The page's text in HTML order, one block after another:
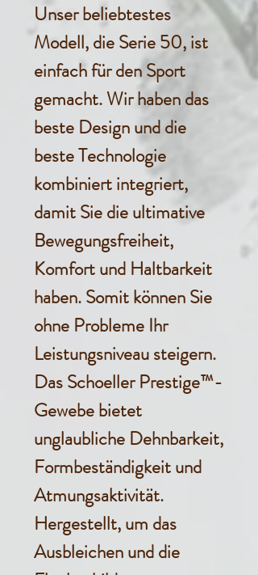
Unser beliebtestes
Modell, die Serie 50, ist
einfach für den Sport
gemacht. Wir haben das
beste Design und die
beste Technologie
kombiniert integriert,
damit Sie die ultimative
Bewegungsfreiheit,
Komfort und Haltbarkeit
haben. Somit können Sie
ohne Probleme Ihr
Leistungsniveau steigern.
Das Schoeller Prestige™-
Gewebe bietet
unglaubliche Dehnbarkeit,
Formbeständigkeit und
Atmungsaktivität.
Hergestellt, um das
Ausbleichen und die